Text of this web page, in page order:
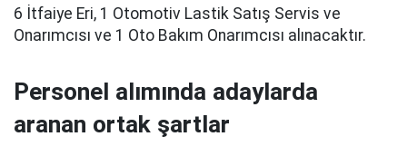
6 İtfaiye Eri, 1 Otomotiv Lastik Satış Servis ve
Onarımcısı ve 1 Oto Bakım Onarımcısı alınacaktır.
Personel alımında adaylarda
aranan ortak şartlar